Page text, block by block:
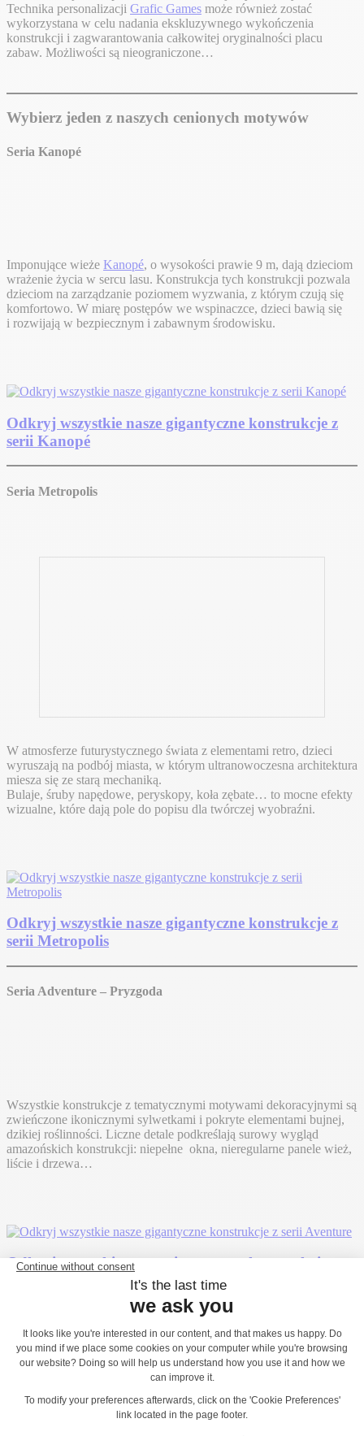
Technika personalizacji Grafic Games może również zostać
wykorzystana w celu nadania ekskluzywnego wykończenia
konstrukcji i zagwarantowania całkowitej oryginalności placu
zabaw. Możliwości są nieograniczone…
Wybierz jeden z naszych cenionych motywów
Seria Kanopé
Imponujące wieże Kanopé, o wysokości prawie 9 m, dają dzieciom
wrażenie życia w sercu lasu. Konstrukcja tych konstrukcji pozwala
dzieciom na zarządzanie poziomem wyzwania, z którym czują się
komfortowo. W miarę postępów we wspinaczce, dzieci bawią się
i rozwijają w bezpiecznym i zabawnym środowisku.
Odkryj wszystkie nasze gigantyczne konstrukcje z
serii Kanopé
Seria Metropolis
W atmosferze futurystycznego świata z elementami retro, dzieci
wyruszają na podbój miasta, w którym ultranowoczesna architektura
miesza się ze starą mechaniką.
Bulaje, śruby napędowe, peryskopy, koła zębate… to mocne efekty
wizualne, które dają pole do popisu dla twórczej wyobraźni.
Odkryj wszystkie nasze gigantyczne konstrukcje z
serii Metropolis
Seria Adventure – Pryzgoda
Wszystkie konstrukcje z tematycznymi motywami dekoracyjnymi są
zwieńczone ikonicznymi sylwetkami i pokryte elementami bujnej,
dzikiej roślinności. Liczne detale podkreślają surowy wygląd
amazońskich konstrukcji: niepełne okna, nieregularne panele wież,
liście i drzewa…
Odkryj wszystkie nasze gigantyczne konstrukcje z
Seria Średniowiecze